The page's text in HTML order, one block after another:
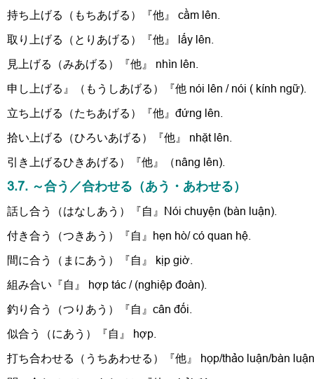
持ち上げる（もちあげる）『他』 cầm lên.
取り上げる（とりあげる）『他』 lấy lên.
見上げる（みあげる）『他』 nhìn lên.
申し上げる』（もうしあげる）『他 nói lên / nói ( kính ngữ).
立ち上げる（たちあげる）『他』đứng lên.
拾い上げる（ひろいあげる）『他』 nhặt lên.
引き上げるひきあげる）『他』（nâng lên).
3.7. ～合う／合わせる（あう・あわせる）
話し合う（はなしあう）『自』Nói chuyện (bàn luận).
付き合う（つきあう）『自』hẹn hò/ có quan hệ.
間に合う（まにあう）『自』 kịp giờ.
組み合い『自』 hợp tác / (nghiệp đoàn).
釣り合う（つりあう）『自』cân đối.
似合う（にあう）『自』 hợp.
打ち合わせる（うちあわせる）『他』 họp/thảo luận/bàn